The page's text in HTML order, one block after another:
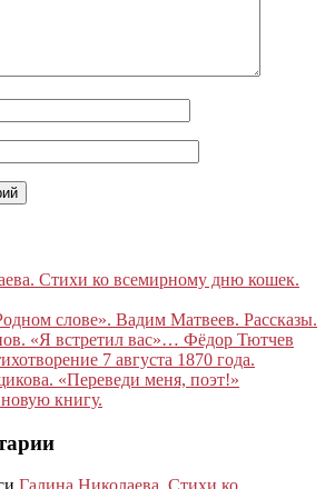
Стихи ко всемирному дню кошек.
слове». Вадим Матвеев. Рассказы.
«Я встретил вас»… Фёдор Тютчев
7 августа 1870 года.
«Переведи меня, поэт!»
книгу.